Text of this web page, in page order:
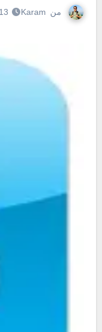
من Karam